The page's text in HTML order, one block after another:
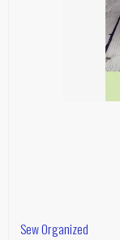
Sew Organized